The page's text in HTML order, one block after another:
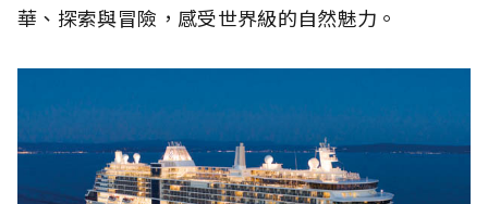
華、探索與冒險，感受世界級的自然魅力。